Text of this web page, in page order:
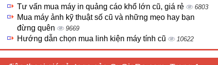
Tư vấn mua máy in quảng cáo khổ lớn cũ, giá rẻ 6803
Mua máy ảnh kỹ thuật số cũ và những mẹo hay bạn
đừng quên
9669
Hướng dẫn chọn mua linh kiện máy tính cũ 10622